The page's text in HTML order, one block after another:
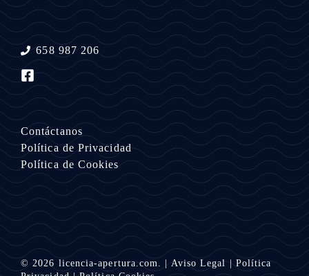
658 987 206
Contáctanos
Política de Privacidad
Política de Cookies
© 2026 licencia-apertura.com. Aviso Legal
Política